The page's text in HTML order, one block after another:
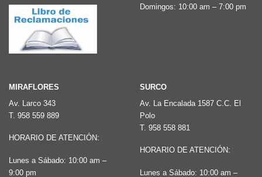
Domingos: 10:00 am – 7:00 pm
MIRAFLORES
Av. Larco 343
T. 958 559 889
HORARIO DE ATENCIÓN:
Lunes a Sábado: 10:00 am –
9:00 pm
SURCO
Av. La Encalada 1587 C.C. El
Polo
T. 958 558 881
HORARIO DE ATENCIÓN:
Lunes a Sábado: 10:00 am –